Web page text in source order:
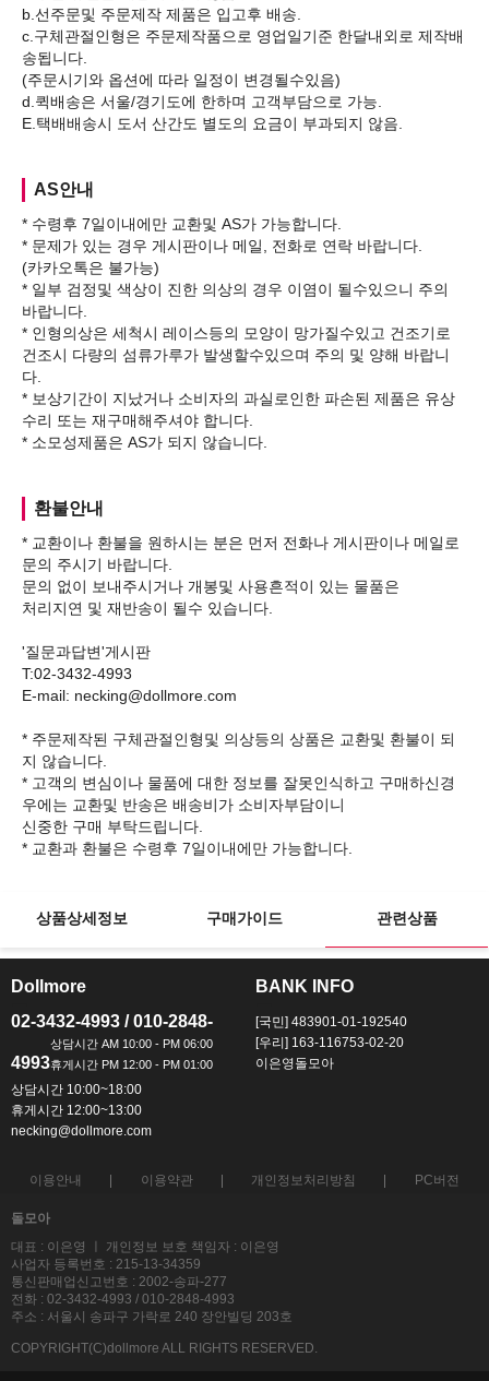
b.선주문및 주문제작 제품은 입고후 배송.
c.구체관절인형은 주문제작품으로 영업일기준 한달내외로 제작배
송됩니다.
(주문시기와 옵션에 따라 일정이 변경될수있음)
d.퀵배송은 서울/경기도에 한하며 고객부담으로 가능.
AS안내
* 수령후 7일이내에만 교환및 AS가 가능합니다.
* 문제가 있는 경우 게시판이나 메일, 전화로 연락 바랍니다.
(카카오톡은 불가능)
* 일부 검정및 색상이 진한 의상의 경우 이염이 될수있으니 주의
바랍니다.
* 인형의상은 세척시 레이스등의 모양이 망가질수있고 건조기로
건조시 다량의 섬류가루가 발생할수있으며 주의 및 양해 바랍니
다.
* 보상기간이 지났거나 소비자의 과실로인한 파손된 제품은 유상
수리 또는 재구매해주셔야 합니다.
환불안내
* 교환이나 환불을 원하시는 분은 먼저 전화나 게시판이나 메일로
문의 주시기 바랍니다.
문의 없이 보내주시거나 개봉및 사용흔적이 있는 물품은
처리지연 및 재반송이 될수 있습니다.
'질문과답변'게시판
T:02-3432-4993
E-mail: necking@dollmore.com
* 주문제작된 구체관절인형및 의상등의 상품은 교환및 환불이 되
지 않습니다.
* 고객의 변심이나 물품에 대한 정보를 잘못인식하고 구매하신경
우에는 교환및 반송은 배송비가 소비자부담이니
신중한 구매 부탁드립니다.
상품상세정보 구매가이드 관련상품
Dollmore
02-3432-4993 / 010-2848-
4993
상담시간 10:00~18:00
휴게시간 12:00~13:00
necking@dollmore.com
BANK INFO
[국민] 483901-01-192540
[우리] 163-116753-02-20
이은영돌모아
이용안내 이용약관 개인정보처리방침 PC버전
돌모아
대표 : 이은영 ㅣ 개인정보 보호 책임자 : 이은영
사업자 등록번호 : 215-13-34359
통신판매업신고번호 : 2002-송파-277
전화 : 02-3432-4993 / 010-2848-4993
주소 : 서울시 송파구 가락로 240 장안빌딩 203호
COPYRIGHT(C)dollmore ALL RIGHTS RESERVED.